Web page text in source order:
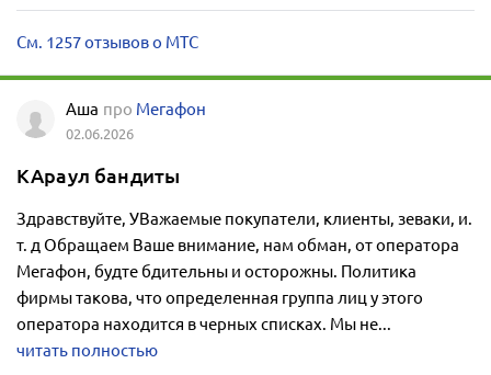
См. 1257 отзывов о МТС
Аша про Мегафон
02.06.2026
КАраул бандиты
Здравствуйте, УВажаемые покупатели, клиенты, зеваки, и.
т. д Обращаем Ваше внимание, нам обман, от оператора
Мегафон, будте бдительны и осторожны. Политика
фирмы такова, что определенная группа лиц у этого
оператора находится в черных списках. Мы не...
читать полностью